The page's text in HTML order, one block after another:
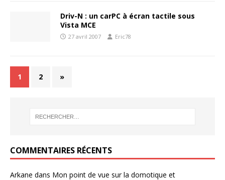
Driv-N : un carPC à écran tactile sous
Vista MCE
27 avril 2007 Eric78
1 2 »
COMMENTAIRES RÉCENTS
Arkane dans Mon point de vue sur la domotique et